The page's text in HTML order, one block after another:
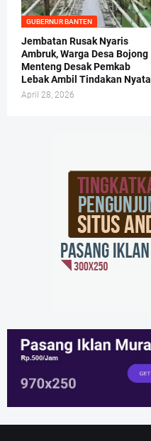
GUBERNUR BANTEN
Jembatan Rusak Nyaris
Ambruk, Warga Desa Bojong
Menteng Desak Pemkab
Lebak Ambil Tindakan Nyata
April 28, 2026